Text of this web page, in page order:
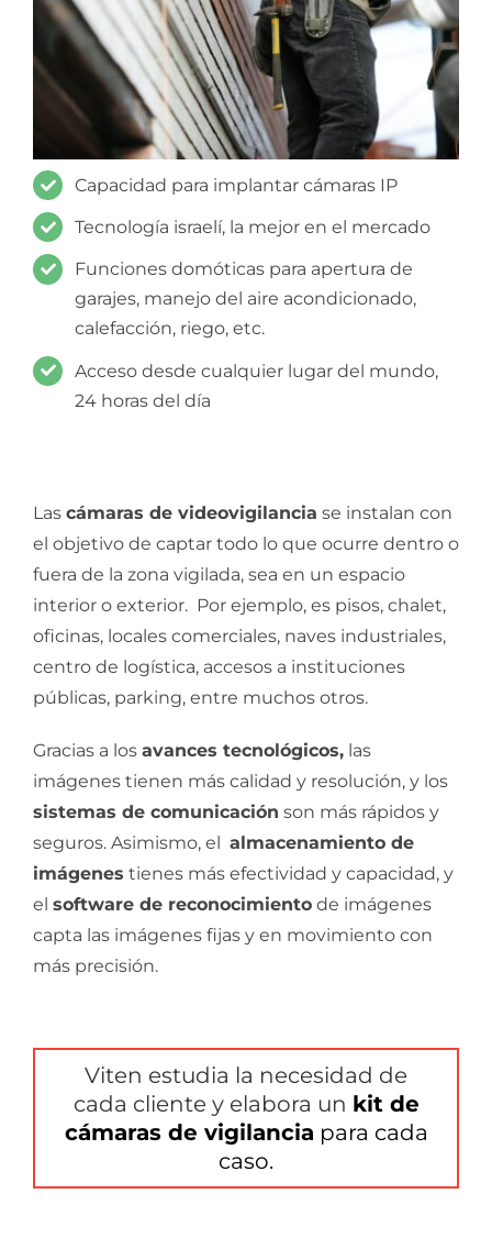
Capacidad para implantar cámaras IP
Tecnología israelí, la mejor en el mercado
Funciones domóticas para apertura de
garajes, manejo del aire acondicionado,
calefacción, riego, etc.
Acceso desde cualquier lugar del mundo,
24 horas del día
Las cámaras de videovigilancia se instalan con
el objetivo de captar todo lo que ocurre dentro o
fuera de la zona vigilada, sea en un espacio
interior o exterior. Por ejemplo, es pisos, chalet,
oficinas, locales comerciales, naves industriales,
centro de logística, accesos a instituciones
públicas, parking, entre muchos otros.
Gracias a los avances tecnológicos,las
imágenes tienen más calidad y resolución, y los
sistemas de comunicación son más rápidos y
seguros. Asimismo, el almacenamiento de
imágenes tienes más efectividad y capacidad, y
el software de reconocimientode imágenes
capta las imágenes fijas y en movimiento con
más precisión.
Viten estudia la necesidad de
cada cliente y elabora un kit de
cámaras de vigilancia para cada
caso.